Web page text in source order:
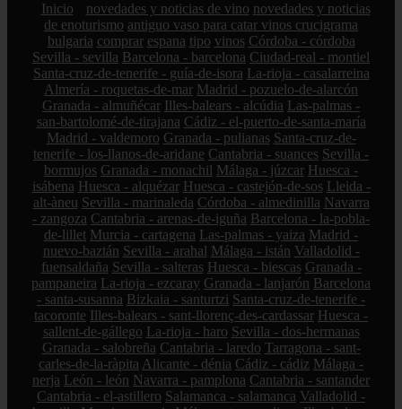
Inicio novedades y noticias de vino novedades y noticias
de enoturismo antiguo vaso para catar vinos crucigrama
bulgaria comprar espana tipo vinos Córdoba - córdoba
Sevilla - sevilla Barcelona - barcelona Ciudad-real - montiel
Santa-cruz-de-tenerife - guía-de-isora La-rioja - casalarreina
Almería - roquetas-de-mar Madrid - pozuelo-de-alarcón
Granada - almuñécar Illes-balears - alcúdia Las-palmas -
san-bartolomé-de-tirajana Cádiz - el-puerto-de-santa-maría
Madrid - valdemoro Granada - pulianas Santa-cruz-de-
tenerife - los-llanos-de-aridane Cantabria - suances Sevilla -
bormujos Granada - monachil Málaga - júzcar Huesca -
isábena Huesca - alquézar Huesca - castejón-de-sos Lleida -
alt-àneu Sevilla - marinaleda Córdoba - almedinilla Navarra
- zangoza Cantabria - arenas-de-iguña Barcelona - la-pobla-
de-lillet Murcia - cartagena Las-palmas - yaiza Madrid -
nuevo-baztán Sevilla - arahal Málaga - istán Valladolid -
fuensaldaña Sevilla - salteras Huesca - biescas Granada -
pampaneira La-rioja - ezcaray Granada - lanjarón Barcelona
- santa-susanna Bizkaia - santurtzi Santa-cruz-de-tenerife -
tacoronte Illes-balears - sant-llorenç-des-cardassar Huesca -
sallent-de-gállego La-rioja - haro Sevilla - dos-hermanas
Granada - salobreña Cantabria - laredo Tarragona - sant-
carles-de-la-ràpita Alicante - dénia Cádiz - cádiz Málaga -
nerja León - león Navarra - pamplona Cantabria - santander
Cantabria - el-astillero Salamanca - salamanca Valladolid -